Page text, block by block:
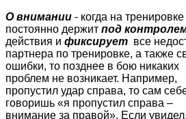
О внимании - когда на
постоянно держит под
действия и фиксирует все
партнера по тренировке, а также
ошибки, то позднее в бою никаких
проблем не возникает. Например,
пропустил удар справа, то сам
говоришь «я пропустил справа –
внимание за правой». Если